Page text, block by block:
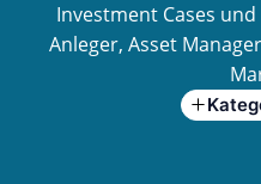
Investment Cases
Anleger, Asset